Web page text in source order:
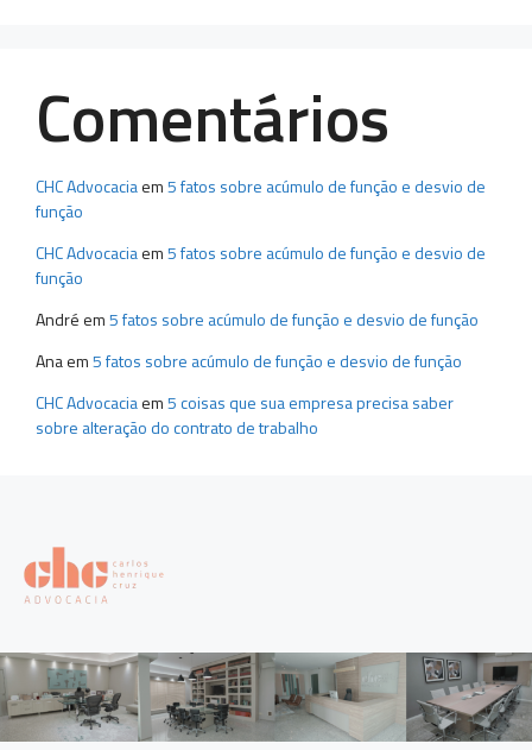
Comentários
CHC Advocaciaem5 fatos sobre acúmulo de função e desvio de
função
CHC Advocaciaem5 fatos sobre acúmulo de função e desvio de
função
André em5 fatos sobre acúmulo de função e desvio de função
Anaem5 fatos sobre acúmulo de função e desvio de função
CHC Advocaciaem5 coisas que sua empresa precisa saber
sobre alteração do contrato de trabalho